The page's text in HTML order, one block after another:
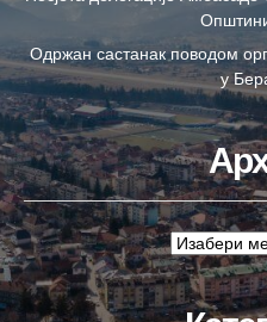
Одржан састанак поводом
у